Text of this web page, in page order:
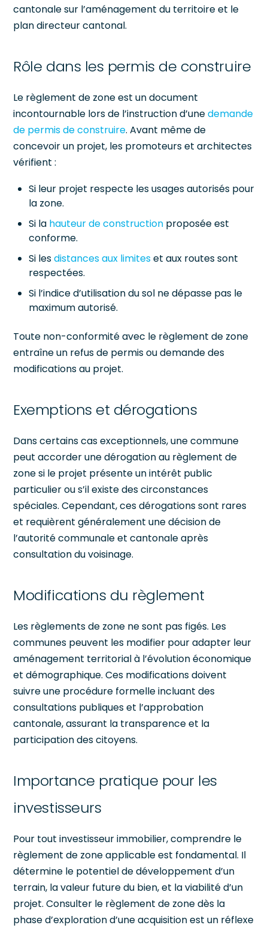
cantonale sur l’aménagement du territoire et le
plan directeur cantonal.
Rôle dans les permis de construire
Le règlement de zone est un document
incontournable lors de l’instruction d’unedemande
de permis de construire. Avant même de
concevoir un projet, les promoteurs et architectes
vérifient :
Si leur projet respecte les usages autorisés pour
la zone.
Si la hauteur de construction proposée est
conforme.
Si lesdistances aux limiteset aux routes sont
respectées.
Si l’indice d’utilisation du sol ne dépasse pas le
maximum autorisé.
Toute non-conformité avec le règlement de zone
entraîne un refus de permis ou demande des
modifications au projet.
Exemptions et dérogations
Dans certains cas exceptionnels, une commune
peut accorder une dérogation au règlement de
zone si le projet présente un intérêt public
particulier ou s’il existe des circonstances
spéciales. Cependant, ces dérogations sont rares
et requièrent généralement une décision de
l’autorité communale et cantonale après
consultation du voisinage.
Modifications du règlement
Les règlements de zone ne sont pas figés. Les
communes peuvent les modifier pour adapter leur
aménagement territorial à l’évolution économique
et démographique. Ces modifications doivent
suivre une procédure formelle incluant des
consultations publiques et l’approbation
cantonale, assurant la transparence et la
participation des citoyens.
Importance pratique pour les
investisseurs
Pour tout investisseur immobilier, comprendre le
règlement de zone applicable est fondamental. Il
détermine le potentiel de développement d’un
terrain, la valeur future du bien, et la viabilité d’un
projet. Consulter le règlement de zone dès la
phase d’exploration d’une acquisition est un réflexe